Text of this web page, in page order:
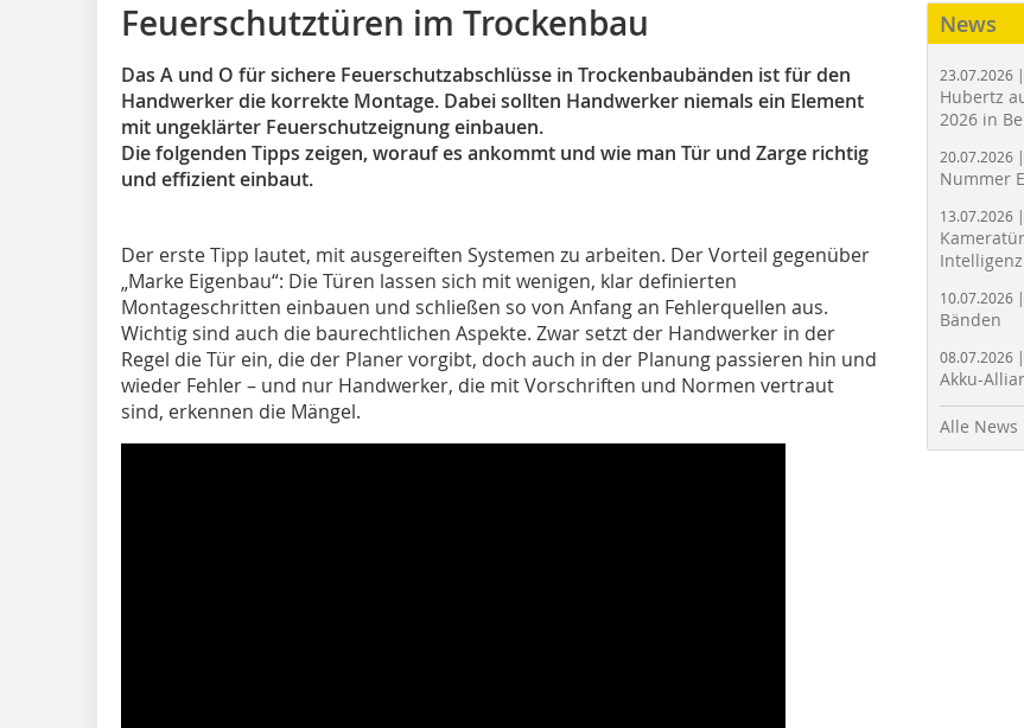
Feuerschutztüren im Trockenbau
Das A und O für sichere Feuerschutzabschlüsse in Trocken­baubänden ist für den
Handwerker die korrekte Montage. Dabei sollten Handwerker niemals ein Element
mit ungeklärter Feuerschutzeignung einbauen.
Die folgenden Tipps zeigen, worauf es ankommt und wie man Tür und Zarge richtig
und effizient einbaut.
Der erste Tipp lautet, mit ausgereiften Systemen zu arbeiten. Der Vorteil gegenüber
„Marke Eigenbau“: Die Türen lassen sich mit wenigen, klar definierten
Montageschritten einbauen und schließen so von Anfang an Fehlerquellen aus.
Wichtig sind auch die baurechtlichen Aspekte. Zwar setzt der Handwerker in der
Regel die Tür ein, die der Planer vorgibt, doch auch in der Planung passieren hin und
wieder Fehler – und nur Handwerker, die mit Vorschriften und Normen vertraut
sind, erkennen die Mängel.
News
23.07.2026 |
Hubertz
2026 in
20.07.2026 |
Nummer
13.07.2026 |
Intelligenz
10.07.2026 |
Bänden
08.07.2026 |
Akku-
Alle News